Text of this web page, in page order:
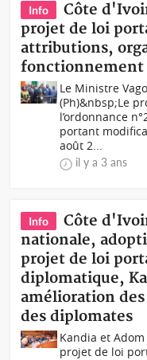
Info
Côte
projet de loi
attributions,
fonctionnement
Le Ministre
(Ph)&nbsp;Le
l’ordonnance
portant
août 2...
il y a 3 ans
Info
Côte
nationale,
projet de loi
diplomatique,
amélioration
des diplomates
Kandia et
projet de loi